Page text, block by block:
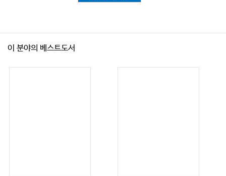
이 분야의 베스트도서